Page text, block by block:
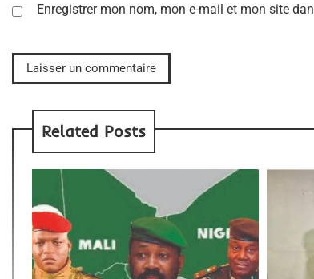
Enregistrer mon nom, mon e-mail et mon site
Related Posts